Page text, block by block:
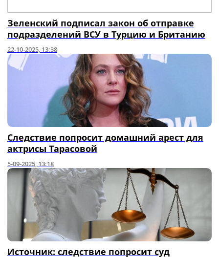
Зеленский подписал закон об отправке
подразделений ВСУ в Турцию и Британию
22-10-2025, 13:38
Следствие попросит домашний арест для
актрисы Тарасовой
5-09-2025, 13:18
Источник: следствие попросит суд